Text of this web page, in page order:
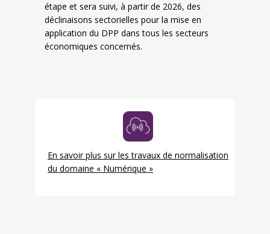
étape et sera suivi, à partir de 2026, des
déclinaisons sectorielles pour la mise en
application du DPP dans tous les secteurs
économiques concernés.
En savoir plus sur les travaux de normalisation
du domaine « Numérique »